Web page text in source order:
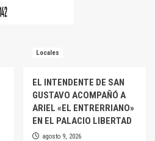
Locales
EL INTENDENTE DE SAN
GUSTAVO ACOMPAÑÓ A
ARIEL «EL ENTRERRIANO»
EN EL PALACIO LIBERTAD
agosto 9, 2026